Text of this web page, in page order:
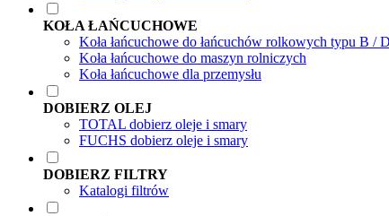
KOŁA ŁAŃCUCHOWE
Koła łańcuchowe do łańcuchów rolkowych typu B
Koła łańcuchowe do maszyn rolniczych
Koła łańcuchowe dla przemysłu
DOBIERZ OLEJ
TOTAL dobierz oleje i smary
FUCHS dobierz oleje i smary
DOBIERZ FILTRY
Katalogi filtrów